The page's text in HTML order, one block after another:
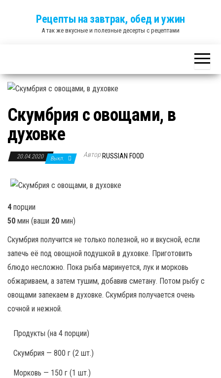
Рецепты на завтрак, обед и ужин
А так же вкусные и полезные десерты с рецептами
Скумбрия с овощами, в
духовке
20.04.2020 Выкл. Автор RUSSIAN FOOD
4 порции
50 мин (ваши 20 мин)
Скумбрия получится не только полезной, но и вкусной, если
запечь её под овощной подушкой в духовке. Приготовить
блюдо несложно. Пока рыба маринуется, лук и морковь
обжариваем, а затем тушим, добавив сметану. Потом рыбу с
овощами запекаем в духовке. Скумбрия получается очень
сочной и нежной.
Продукты (на 4 порции)
Скумбрия — 800 г (2 шт.)
Морковь — 150 г (1 шт.)